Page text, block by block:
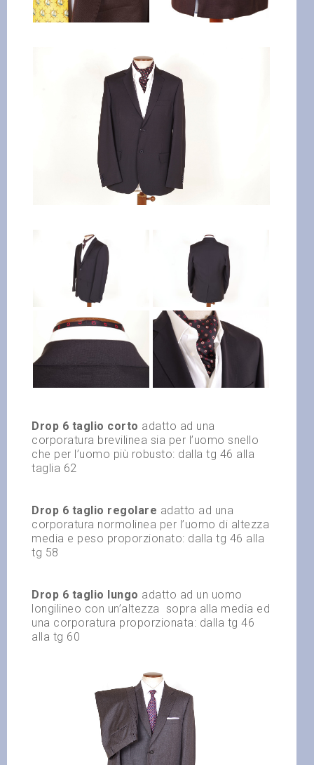
Drop 6 taglio corto adatto ad una
corporatura brevilinea sia per l’uomo snello
che per l’uomo più robusto: dalla tg 46 alla
taglia 62
Drop 6 taglio regolare adatto ad una
corporatura normolinea per l’uomo di altezza
media e peso proporzionato: dalla tg 46 alla
tg 58
Drop 6 taglio lungo adatto ad un uomo
longilineo con un’altezza
sopra alla media ed
una corporatura proporzionata: dalla tg 46
alla tg 60